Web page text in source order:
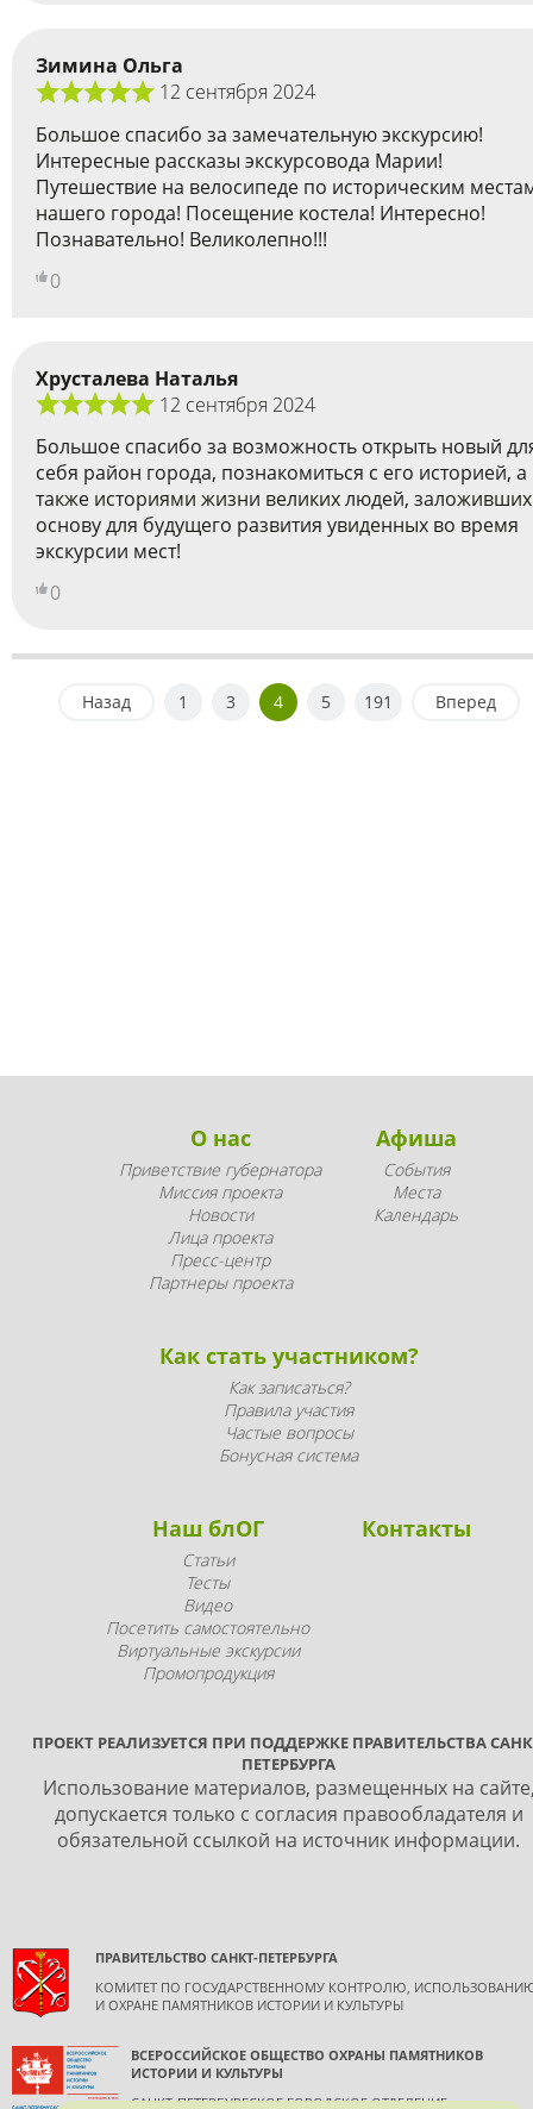
Зимина Ольга
12 сентября 2024
Большое спасибо за замечательную экскурсию!
Интересные рассказы экскурсовода Марии!
Путешествие на велосипеде по историческим
нашего города! Посещение костела! Интересно!
Познавательно! Великолепно!!!
0
Хрусталева Наталья
12 сентября 2024
Большое спасибо за возможность открыть новый
себя район города, познакомиться с его историей, а
также историями жизни великих людей, заложивших
основу для будущего развития увиденных во время
экскурсии мест!
0
Назад 1 3 4 5 191 Вперед
О нас
Приветствие губернатора
Миссия проекта
Новости
Лица проекта
Пресс-центр
Партнеры проекта
Афиша
События
Места
Календарь
Как стать участником?
Как записаться?
Правила участия
Частые вопросы
Бонусная система
Наш блОГ
Статьи
Тесты
Видео
Посетить самостоятельно
Виртуальные экскурсии
Промопродукция
Контакты
ПРОЕКТ РЕАЛИЗУЕТСЯ ПРИ ПОДДЕРЖКЕ ПРАВИТЕЛЬСТВА
ПЕТЕРБУРГА
Использование материалов, размещенных на
допускается только с согласия правообладателя и
обязательной ссылкой на источник информации.
ПРАВИТЕЛЬСТВО САНКТ-ПЕТЕРБУРГА
КОМИТЕТ ПО ГОСУДАРСТВЕННОМУ КОНТРОЛЮ,
И ОХРАНЕ ПАМЯТНИКОВ ИСТОРИИ И КУЛЬТУРЫ
ВСЕРОССИЙСКОЕ ОБЩЕСТВО ОХРАНЫ ПАМЯТНИКОВ
ИСТОРИИ И КУЛЬТУРЫ
САНКТ-ПЕТЕРБУРГСКОЕ ГОРОДСКОЕ ОТДЕЛЕНИЕ